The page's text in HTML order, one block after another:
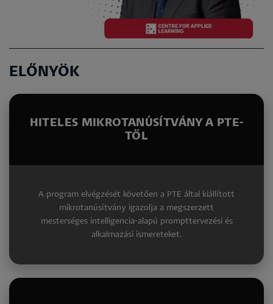
ELŐNYÖK
HITELES MIKROTANÚSÍTVÁNY A PTE-
TŐL
A program elvégzését követően a PTE által kiállított
mikrotanúsítvány igazolja a megszerzett
mesterséges intelligencia-alapú prompttervezési és
alkalmazási ismereteket.